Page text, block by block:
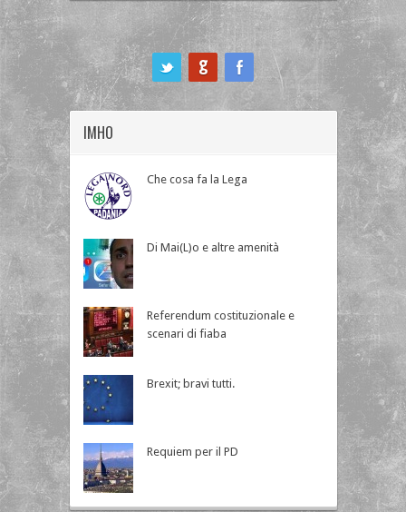
IMHO
Che cosa fa la Lega
Di Mai(L)o e altre amenità
Referendum costituzionale e
scenari di fiaba
Brexit; bravi tutti.
Requiem per il PD